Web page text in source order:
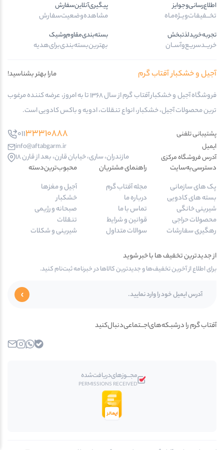
اطلاع‌رسانی‌و‌جوایز
تخـــفیفات‌ویــژه‌مـاه
پیگیری‌آنلاین‌سفارش
مشاهده‌وضعیت‌سفارش
تجربه‌خرید‌لذتبخش
خریــد‌سریـع‌و‌آســان
بسته‌بندی‌مقاوم‌وشیک
بهترین‌بسته‌بندی‌برای‌هدیه
آجیل و خشکبار آفتاب گرم
مارا بهتر بشناسید!
فروشگاه آجیل و خشکبار آفتاب گرم از سال 1368 تا به امروز، عرضه کننده مرغوب
ترین محصولات آجیل، خشکبار، انواع تنقلات، ادویه و باکس کادویی است.
پشتیبانی تلفنی 01133310888
ایمیل
info@aftabgarm.ir
آدرس‌ فروشگاه مرکزی
مازندران، ساری، خیابان قارن، بعد از قارن 18
دسترسی‌به‌سایت
پک های سازمانی
بسته های کادویی
شیرینی خانگی
محصولات حراجی
رهگیری سفارشات
راهنمای مشتریان
مجله آفتاب گرم
درباره ما
تماس با ما
قوانین و شرایط
سوالات متداول
محبوب‌ترین‌دسته‌
آجیل و مغزها
خشکبار
صبحانه و رژیمی
تنقلات
شیرینی و شکلات
از جدیدترین تخفیف ها با خبر شوید
برای اطلاع از آخرین تخفیف‌ها و جدیدترین کالاها در خبرنامه ثبت‌نام کنید.
آفتاب گرم را در‌‌شبـکه‌های‌اجـــتماعی‌دنبال‌کنید
واتساپ
اینستاگرامایمیل
مجـــوز‌های‌دریافت‌شده
PERMISSIONS RECEIVED